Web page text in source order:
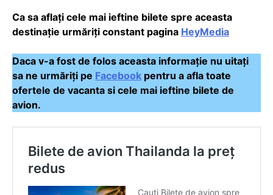
Ca sa aflați cele mai ieftine bilete spre aceasta
destinație urmăriți constant pagina HeyMedia
Daca v-a fost de folos aceasta informație nu uitați
sa ne urmăriți pe Facebook pentru a afla toate
ofertele de vacanta si cele mai ieftine bilete de
avion.